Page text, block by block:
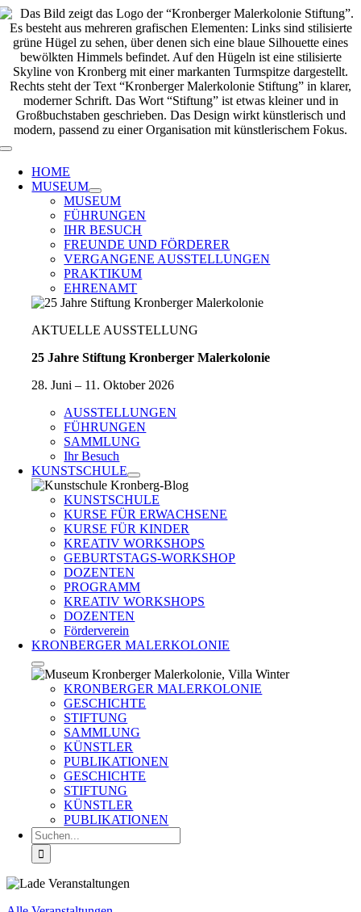
Zum
Inhalt
springen
Toggle
Navigation
HOME
MUSEUM
MUSEUM
FÜHRUNGEN
IHR BESUCH
FREUNDE UND FÖRDERER
VERGANGENE AUSSTELLUNGEN
PRAKTIKUM
EHRENAMT
AKTUELLE AUSSTELLUNG
25 Jahre Stiftung Kronberger Malerkolonie
28. Juni – 11. Oktober 2026
AUSSTELLUNGEN
FÜHRUNGEN
SAMMLUNG
Ihr Besuch
KUNSTSCHULE
KUNSTSCHULE
KURSE FÜR ERWACHSENE
KURSE FÜR KINDER
KREATIV WORKSHOPS
GEBURTSTAGS-WORKSHOP
DOZENTEN
PROGRAMM
KREATIV WORKSHOPS
DOZENTEN
Förderverein
KRONBERGER MALERKOLONIE
KRONBERGER MALERKOLONIE
GESCHICHTE
STIFTUNG
SAMMLUNG
KÜNSTLER
PUBLIKATIONEN
GESCHICHTE
STIFTUNG
KÜNSTLER
PUBLIKATIONEN
Suche
nach: